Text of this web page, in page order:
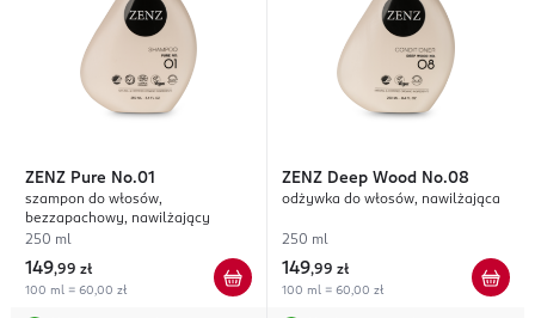
ZENZ Pure No.01
szampon do włosów,
bezzapachowy, nawilżający
250 ml
149,99 zł
100 ml = 60,00 zł
ZENZ Deep Wood No.08
odżywka do włosów, nawilżająca
250 ml
149,99 zł
100 ml = 60,00 zł